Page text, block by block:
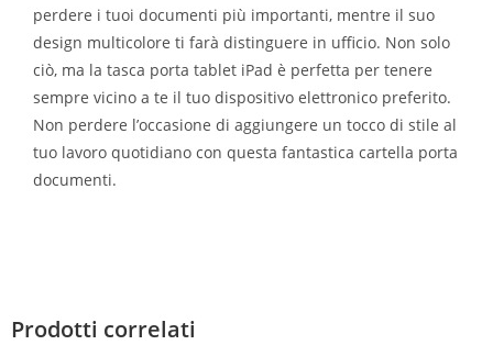
perdere i tuoi documenti più importanti, mentre il suo
design multicolore ti farà distinguere in ufficio. Non solo
ciò, ma la tasca porta tablet iPad è perfetta per tenere
sempre vicino a te il tuo dispositivo elettronico preferito.
Non perdere l’occasione di aggiungere un tocco di stile al
tuo lavoro quotidiano con questa fantastica cartella porta
documenti.
Prodotti correlati